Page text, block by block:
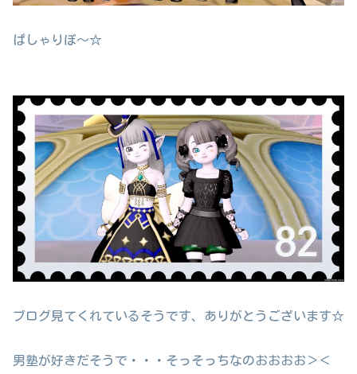
ぱしゃりぽ～☆
ブログ見てくれているそうです、ありがとうございます☆
男塾が好きだそうで・・・そっそっちなのおおおお＞＜